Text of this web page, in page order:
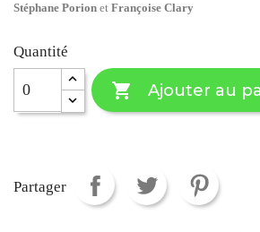
Stéphane Porion et Françoise Clary
Quantité
 Ajouter au
Partager